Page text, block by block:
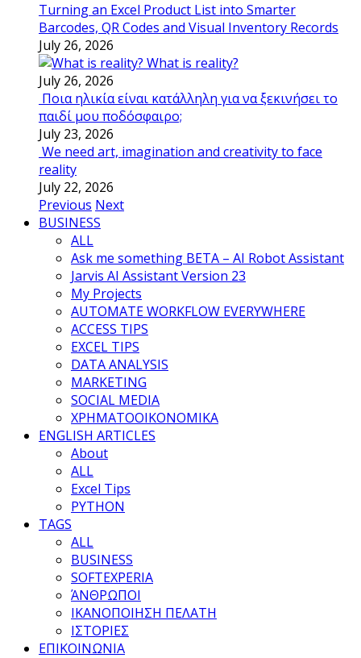
Turning an Excel Product List into Smarter
Barcodes, QR Codes and Visual Inventory Records
July 26, 2026
What is reality?
July 26, 2026
Ποια ηλικία είναι κατάλληλη για να ξεκινήσει το
παιδί μου ποδόσφαιρο;
July 23, 2026
We need art, imagination and creativity to face
reality
July 22, 2026
Previous Next
BUSINESS
ALL
Ask me something BETA – AI Robot Assistant
Jarvis AI Assistant Version 23
My Projects
AUTOMATE WORKFLOW EVERYWHERE
ACCESS TIPS
EXCEL TIPS
DATA ANALYSIS
MARKETING
SOCIAL MEDIA
ΧΡΗΜΑΤΟΟΙΚΟΝΟΜΙΚΑ
ENGLISH ARTICLES
About
ALL
Excel Tips
PYTHON
TAGS
ALL
BUSINESS
SOFTEXPERIA
ΆΝΘΡΩΠΟΙ
ΙΚΑΝΟΠΟΙΗΣΗ ΠΕΛΑΤΗ
ΙΣΤΟΡΙΕΣ
ΕΠΙΚΟΙΝΩΝΙΑ